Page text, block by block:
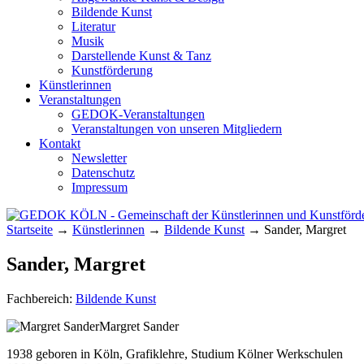
Bildende Kunst
Literatur
Musik
Darstellende Kunst & Tanz
Kunstförderung
Künstlerinnen
Veranstaltungen
GEDOK-Veranstaltungen
Veranstaltungen von unseren Mitgliedern
Kontakt
Newsletter
Datenschutz
Impressum
GEDOK KÖLN
Gemeinschaft der Künstlerinnen und
Startseite → Künstlerinnen → Bildende Kunst → Sander, Margret
Sander, Margret
Fachbereich: Bildende Kunst
Margret Sander
1938 geboren in Köln, Grafiklehre, Studium Kölner Werkschulen